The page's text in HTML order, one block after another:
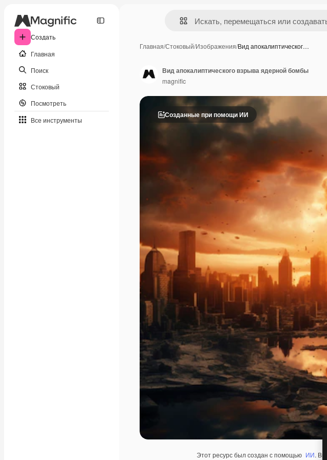
Создать
Главная
Поиск
Стоковый
Посмотреть
Все инструменты
Главная/Стоковый/Изображения/Вид апокалиптическог…
Созданные при помощи ИИ
Этот ресурс был создан с помощью ИИ.
Вид апокалиптического взрыва ядерной бомбы
magnific